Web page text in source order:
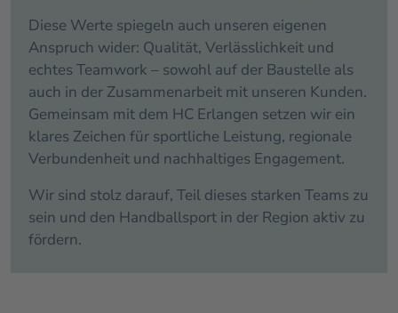
Diese Werte spiegeln auch unseren eigenen
Anspruch wider: Qualität, Verlässlichkeit und
echtes Teamwork – sowohl auf der Baustelle als
auch in der Zusammenarbeit mit unseren Kunden.
Gemeinsam mit dem HC Erlangen setzen wir ein
klares Zeichen für sportliche Leistung, regionale
Verbundenheit und nachhaltiges Engagement.
Wir sind stolz darauf, Teil dieses starken Teams zu
sein und den Handballsport in der Region aktiv zu
fördern.